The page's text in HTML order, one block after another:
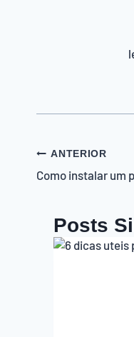
Navegação
de
ANTERIOR
Como instalar um
Posts